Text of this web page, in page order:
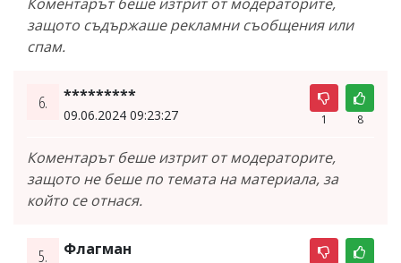
защото съдържаше рекламни съобщения или
спам.
6. *********
09.06.2024 09:23:27 1 8
Коментарът беше изтрит от модераторите,
защото не беше по темата на материала, за
който се отнася.
5. Флагман